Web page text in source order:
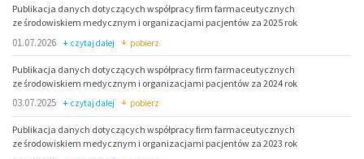
Publikacja danych dotyczących współpracy firm farmaceutycznych
ze środowiskiem medycznym i organizacjami pacjentów za 2025 rok
01.07.2026 czytaj dalej pobierz
Publikacja danych dotyczących współpracy firm farmaceutycznych
ze środowiskiem medycznym i organizacjami pacjentów za 2024 rok
03.07.2025 czytaj dalej pobierz
Publikacja danych dotyczących współpracy firm farmaceutycznych
ze środowiskiem medycznym i organizacjami pacjentów za 2023 rok